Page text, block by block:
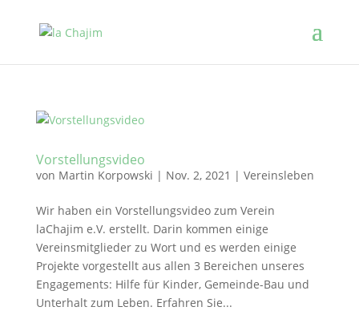
Vorstellungsvideo
von Martin Korpowski | Nov. 2, 2021 | Vereinsleben
Wir haben ein Vorstellungsvideo zum Verein
laChajim e.V. erstellt. Darin kommen einige
Vereinsmitglieder zu Wort und es werden einige
Projekte vorgestellt aus allen 3 Bereichen unseres
Engagements: Hilfe für Kinder, Gemeinde-Bau und
Unterhalt zum Leben. Erfahren Sie...